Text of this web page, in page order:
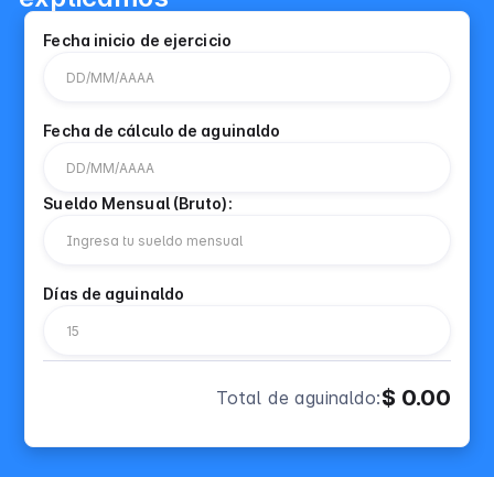
Fecha inicio de ejercicio
Fecha de cálculo de aguinaldo
Sueldo Mensual (Bruto):
Días de aguinaldo
Total de aguinaldo:$ 0.00